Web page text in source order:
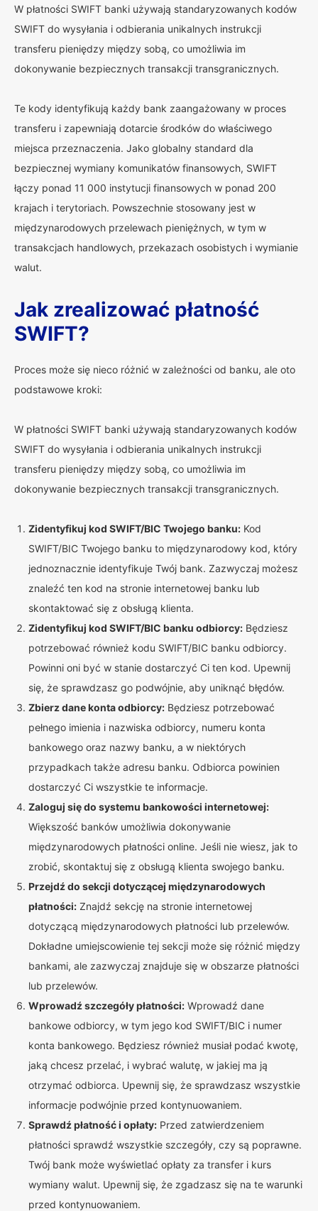
W płatności SWIFT banki używają standaryzowanych kodów
SWIFT do wysyłania i odbierania unikalnych instrukcji
transferu pieniędzy między sobą, co umożliwia im
dokonywanie bezpiecznych transakcji transgranicznych.
Te kody identyfikują każdy bank zaangażowany w proces
transferu i zapewniają dotarcie środków do właściwego
miejsca przeznaczenia. Jako globalny standard dla
bezpiecznej wymiany komunikatów finansowych, SWIFT
łączy ponad 11 000 instytucji finansowych w ponad 200
krajach i terytoriach. Powszechnie stosowany jest w
międzynarodowych przelewach pieniężnych, w tym w
transakcjach handlowych, przekazach osobistych i wymianie
walut.
Jak zrealizować płatność
SWIFT?
Proces może się nieco różnić w zależności od banku, ale oto
podstawowe kroki:
W płatności SWIFT banki używają standaryzowanych kodów
SWIFT do wysyłania i odbierania unikalnych instrukcji
transferu pieniędzy między sobą, co umożliwia im
dokonywanie bezpiecznych transakcji transgranicznych.
Zidentyfikuj kod SWIFT/BIC Twojego banku: Kod
SWIFT/BIC Twojego banku to międzynarodowy kod, który
jednoznacznie identyfikuje Twój bank. Zazwyczaj możesz
znaleźć ten kod na stronie internetowej banku lub
skontaktować się z obsługą klienta.
Zidentyfikuj kod SWIFT/BIC banku odbiorcy: Będziesz
potrzebować również kodu SWIFT/BIC banku odbiorcy.
Powinni oni być w stanie dostarczyć Ci ten kod. Upewnij
się, że sprawdzasz go podwójnie, aby uniknąć błędów.
Zbierz dane konta odbiorcy: Będziesz potrzebować
pełnego imienia i nazwiska odbiorcy, numeru konta
bankowego oraz nazwy banku, a w niektórych
przypadkach także adresu banku. Odbiorca powinien
dostarczyć Ci wszystkie te informacje.
Zaloguj się do systemu bankowości internetowej:
Większość banków umożliwia dokonywanie
międzynarodowych płatności online. Jeśli nie wiesz, jak to
zrobić, skontaktuj się z obsługą klienta swojego banku.
Przejdź do sekcji dotyczącej międzynarodowych
płatności: Znajdź sekcję na stronie internetowej
dotyczącą międzynarodowych płatności lub przelewów.
Dokładne umiejscowienie tej sekcji może się różnić między
bankami, ale zazwyczaj znajduje się w obszarze płatności
lub przelewów.
Wprowadź szczegóły płatności: Wprowadź dane
bankowe odbiorcy, w tym jego kod SWIFT/BIC i numer
konta bankowego. Będziesz również musiał podać kwotę,
jaką chcesz przelać, i wybrać walutę, w jakiej ma ją
otrzymać odbiorca. Upewnij się, że sprawdzasz wszystkie
informacje podwójnie przed kontynuowaniem.
Sprawdź płatność i opłaty: Przed zatwierdzeniem
płatności sprawdź wszystkie szczegóły, czy są poprawne.
Twój bank może wyświetlać opłaty za transfer i kurs
wymiany walut. Upewnij się, że zgadzasz się na te warunki
przed kontynuowaniem.